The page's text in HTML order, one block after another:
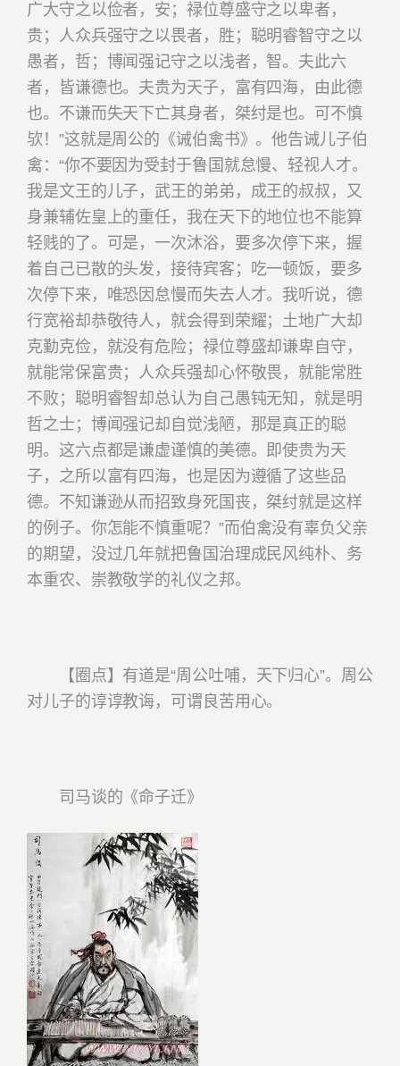
广大守之以俭者，安；禄位尊盛守之以卑者，
贵；人众兵强守之以畏者，胜；聪明睿智守之以
愚者，哲；博闻强记守之以浅者，智。夫此六
者，皆谦德也。夫贵为天子，富有四海，由此德
也。不谦而失天下亡其身者，桀纣是也。可不慎
欤！”这就是周公的《诫伯禽书》。他告诫儿子伯
禽：“你不要因为受封于鲁国就怠慢、轻视人才。
我是文王的儿子，武王的弟弟，成王的叔叔，又
身兼辅佐皇上的重任，我在天下的地位也不能算
轻贱的了。可是，一次沐浴，要多次停下来，握
着自己已散的头发，接待宾客；吃一顿饭，要多
次停下来，唯恐因怠慢而失去人才。我听说， 德
行宽裕却恭敬待人，就会得到荣耀；土地广大却
克勤克俭，就没有危险；禄位尊盛却谦卑自守，
就能常保富贵；人众兵强却心怀敬畏，就能常胜
不败；聪明睿智却总认为自己愚钝无知，就是明
哲之士；博闻强记却自觉浅陋，那是真正的聪
明。这六点都是谦虚谨慎的美德。即使贵为天
子，之所以富有四海，也是因为遵循了这些品
德。不知谦逊从而招致身死国丧，桀纣就是这样
的例子。你怎能不慎重呢？”而伯禽没有辜负父亲
的期望，没过几年就把鲁国治理成民风纯朴、务
本重农、崇教敬学的礼仪之邦。
【圈点】有道是“周公吐哺，天下归心”。周公
对儿子的谆谆教诲，可谓良苦用心。
司马谈的《命子迁》